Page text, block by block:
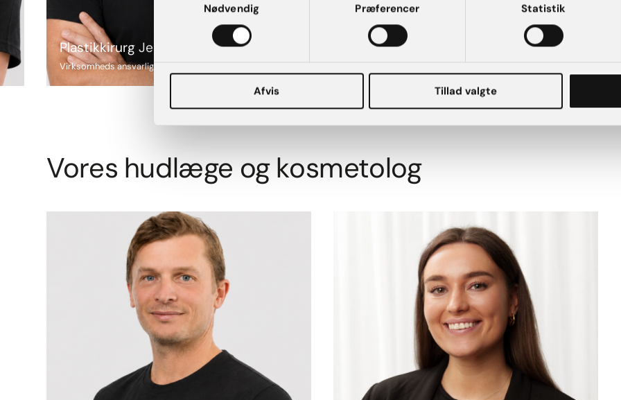
Nødvendig
Præferencer Statistik
Afvis Tillad valgte
Plastikkirurg Jesper Trillingsgaard
Virksomheds ansvarlig Overlæge i plastikkirurgi
Plastikkirurg Anders Ulrik
Vores hudlæge og kosmetolog